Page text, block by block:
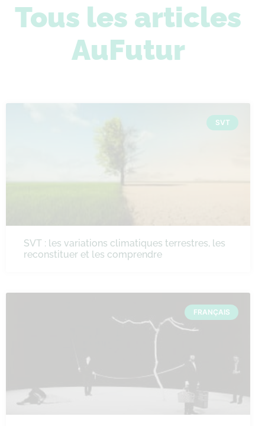
Tous les articles
AuFutur
SVT
SVT : les variations climatiques terrestres, les
reconstituer et les comprendre
FRANÇAIS